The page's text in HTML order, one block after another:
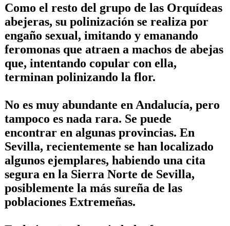
Como el resto del grupo de las Orquídeas
abejeras, su polinización se realiza por
engaño sexual, imitando y emanando
feromonas que atraen a machos de abejas
que, intentando copular con ella,
terminan polinizando la flor.
No es muy abundante en Andalucía, pero
tampoco es nada rara. Se puede
encontrar en algunas provincias. En
Sevilla, recientemente se han localizado
algunos ejemplares, habiendo una cita
segura en la Sierra Norte de Sevilla,
posiblemente la más sureña de las
poblaciones Extremeñas.